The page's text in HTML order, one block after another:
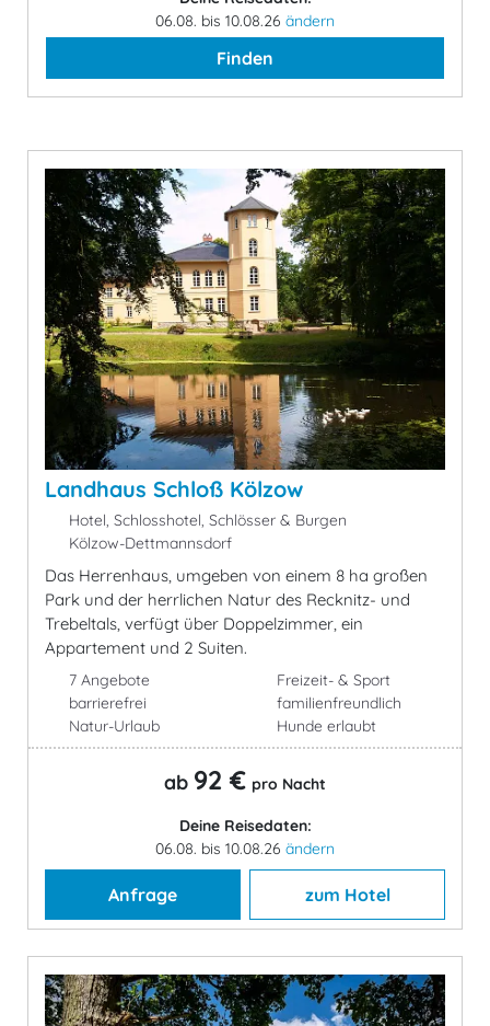
06.08. bis 10.08.26 ändern
Finden
Landhaus Schloß Kölzow
Hotel, Schlosshotel, Schlösser & Burgen
Kölzow-Dettmannsdorf
Das Herrenhaus, umgeben von einem 8 ha großen
Park und der herrlichen Natur des Recknitz- und
Trebeltals, verfügt über Doppelzimmer, ein
Appartement und 2 Suiten.
7 Angebote
barrierefrei
Natur-Urlaub
Freizeit- & Sport
familienfreundlich
Hunde erlaubt
ab 92 € pro Nacht
Deine Reisedaten:
06.08. bis 10.08.26 ändern
Anfrage zum Hotel